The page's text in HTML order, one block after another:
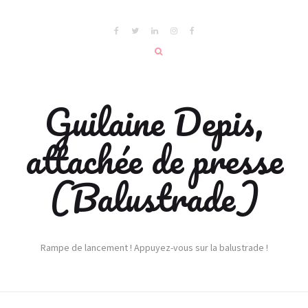
Guilaine Depis,
attachée de presse
(Balustrade)
Rampe de lancement ! Appuyez-vous sur la balustrade !